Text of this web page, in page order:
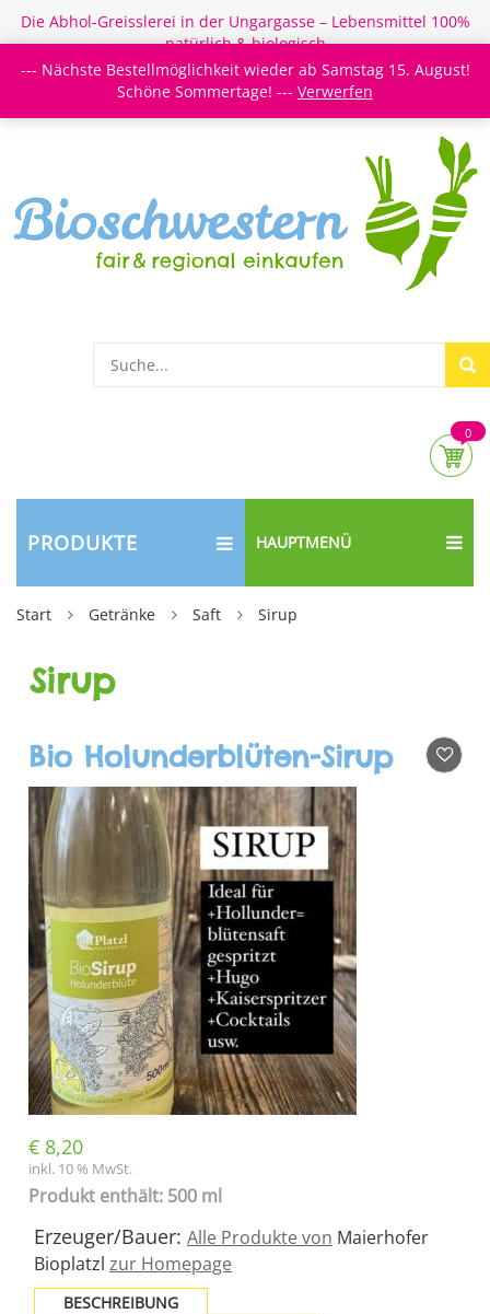
Die Abhol-Greisslerei in der Ungargasse – Lebensmittel 100%
natürlich & biologisch
Login/Register Newsletter Meine Merkzettel
0
PRODUKTE HAUPTMENÜ
Start Getränke Saft Sirup
Sirup
Bio Holunderblüten-Sirup
€ 8,20
inkl. 10 % MwSt.
Produkt enthält: 500 ml
Erzeuger/Bauer: Alle Produkte von Maierhofer
Bioplatzl zur Homepage
BESCHREIBUNG
--- Nächste Bestellmöglichkeit wieder ab Samstag 15. August!
Schöne Sommertage! --- Verwerfen